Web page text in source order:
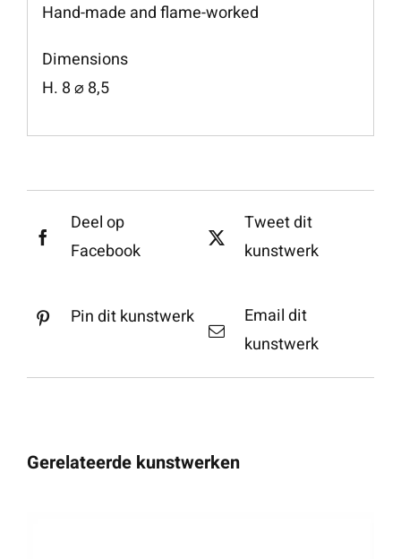
Hand-made and flame-worked
Dimensions
H. 8 ⌀ 8,5
Deel op
Facebook
Tweet dit
kunstwerk
Pin dit kunstwerk
Email dit
kunstwerk
Gerelateerde kunstwerken